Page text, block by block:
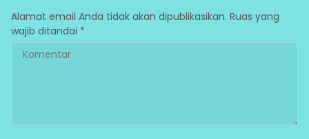
Alamat email Anda tidak akan dipublikasikan. Ruas yang
wajib ditandai *